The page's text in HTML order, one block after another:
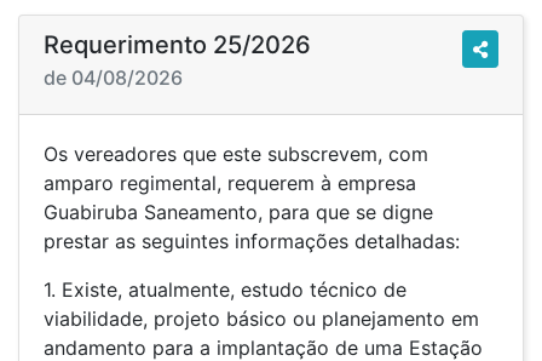
Requerimento 25/2026
de 04/08/2026
Os vereadores que este subscrevem, com
amparo regimental, requerem à empresa
Guabiruba Saneamento, para que se digne
prestar as seguintes informações detalhadas:
1. Existe, atualmente, estudo técnico de
viabilidade, projeto básico ou planejamento em
andamento para a implantação de uma Estação